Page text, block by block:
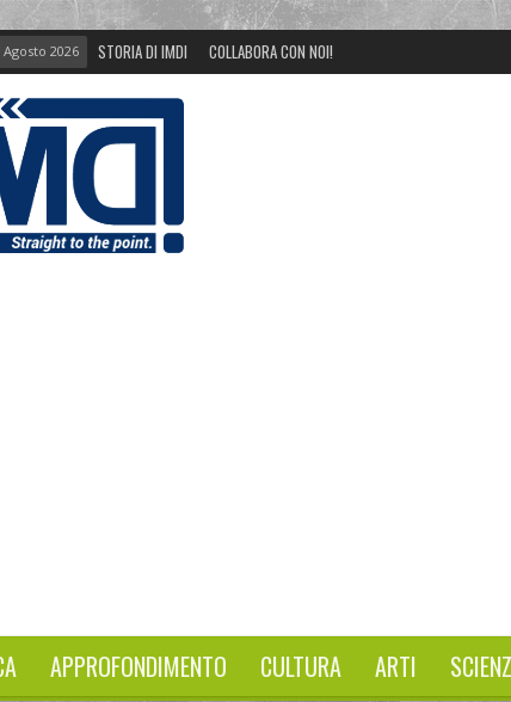
2026 STORIA DI IMDI COLLABORA CON NOI!
APPROFONDIMENTO CULTURA ARTI